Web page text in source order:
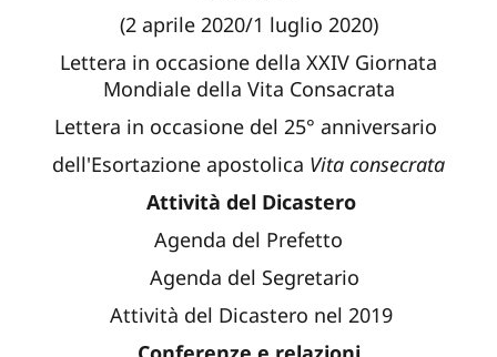
(2 aprile 2020/1 luglio 2020)
Lettera in occasione della XXIV Giornata
Mondiale della Vita Consacrata
Lettera in occasione del 25° anniversario
dell'Esortazione apostolica Vita consecrata
Attività del Dicastero
Agenda del Prefetto
Agenda del Segretario
Attività del Dicastero nel 2019